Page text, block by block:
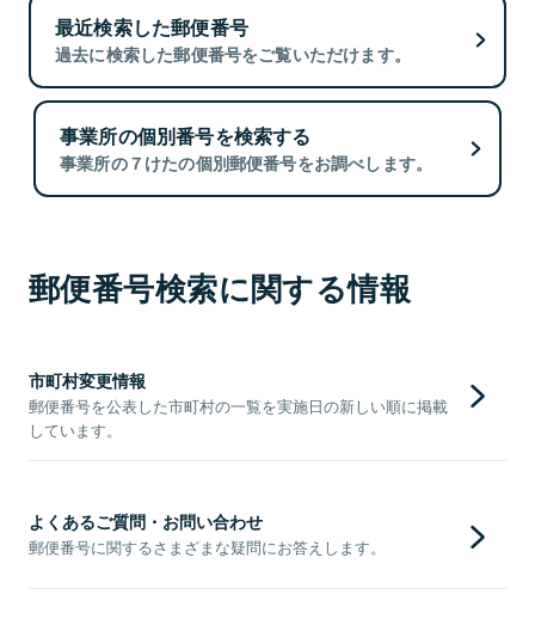
最近検索した郵便番号
過去に検索した郵便番号をご覧いただけます。
事業所の個別番号を検索する
事業所の７けたの個別郵便番号をお調べします。
郵便番号検索に関する情報
市町村変更情報
郵便番号を公表した市町村の一覧を実施日の新しい順に掲載
しています。
よくあるご質問・お問い合わせ
郵便番号に関するさまざまな疑問にお答えします。